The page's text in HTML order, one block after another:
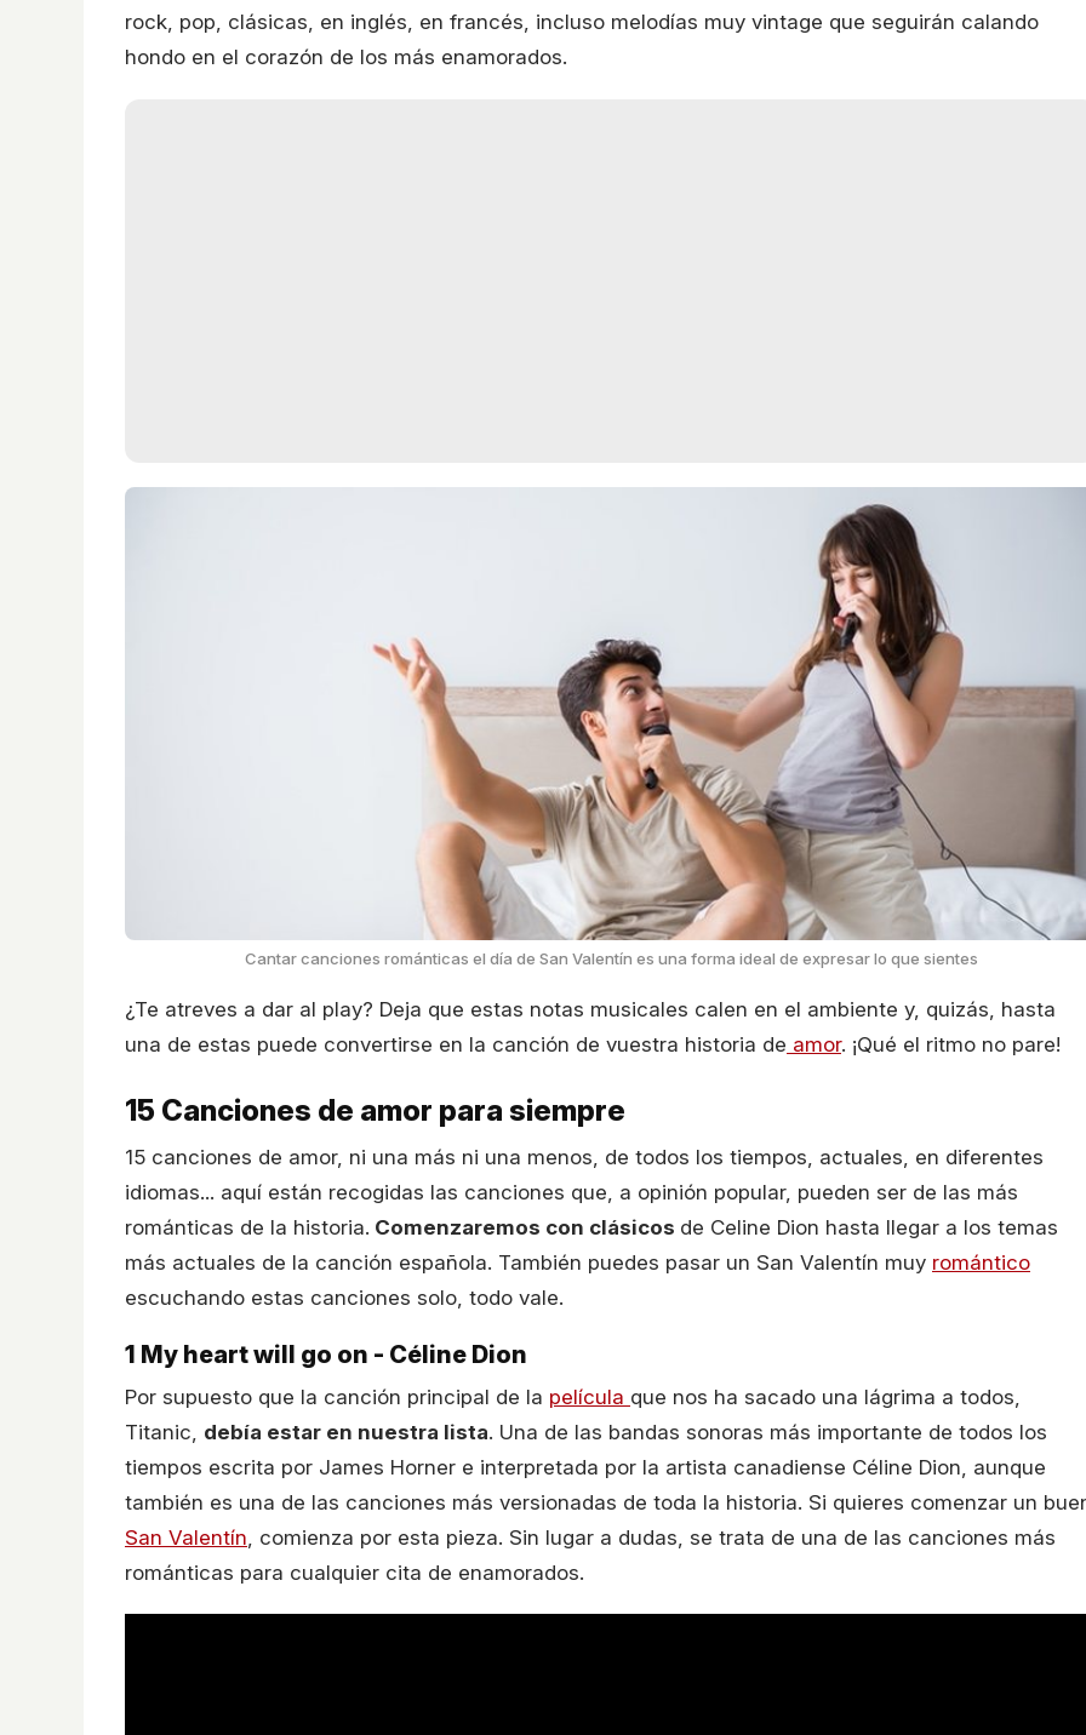
rock, pop, clásicas, en inglés, en francés, incluso melodías muy vintage que seguirán calando
hondo en el corazón de los más enamorados.
Cantar canciones románticas el día de San Valentín es una forma ideal de expresar lo que sientes
¿Te atreves a dar al play? Deja que estas notas musicales calen en el ambiente y, quizás, hasta
una de estas puede convertirse en la canción de vuestra historia de amor. ¡Qué el ritmo no pare!
15 Canciones de amor para siempre
15 canciones de amor, ni una más ni una menos, de todos los tiempos, actuales, en diferentes
idiomas... aquí están recogidas las canciones que, a opinión popular, pueden ser de las más
románticas de la historia. Comenzaremos con clásicos de Celine Dion hasta llegar a los temas
más actuales de la canción española. También puedes pasar un San Valentín muy romántico
escuchando estas canciones solo, todo vale.
1 My heart will go on - Céline Dion
Por supuesto que la canción principal de la película que nos ha sacado una lágrima a todos,
Titanic, debía estar en nuestra lista. Una de las bandas sonoras más importante de todos los
tiempos escrita por James Horner e interpretada por la artista canadiense Céline Dion, aunque
también es una de las canciones más versionadas de toda la historia. Si quieres comenzar un
San Valentín , comienza por esta pieza. Sin lugar a dudas, se trata de una de las canciones más
románticas para cualquier cita de enamorados.